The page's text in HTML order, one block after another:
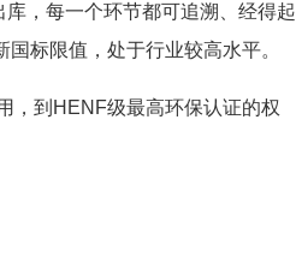
，每一个环节都可追溯、经得起
标限值，处于行业较高水平。
，到HENF级最高环保认证的权